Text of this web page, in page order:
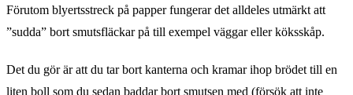
Förutom blyertsstreck på papper fungerar det alldeles utmärkt att
”sudda” bort smutsfläckar på till exempel väggar eller köksskåp.
Det du gör är att du tar bort kanterna och kramar ihop brödet till en
liten boll som du sedan baddar bort smutsen med (försök att inte